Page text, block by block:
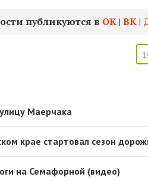
публикуются в ОК| ВК|
Маерчака
крае стартовал сезон
на Семафорной (видео)